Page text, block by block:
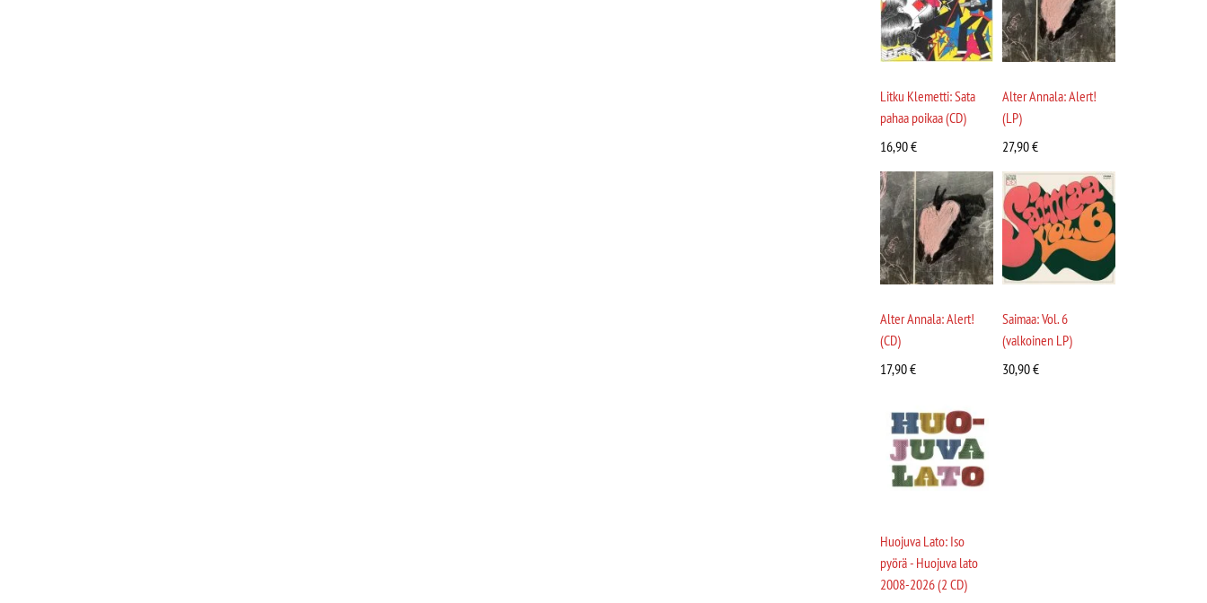
Litku Klemetti: Sata
pahaa poikaa (CD)
16,90€
Alter Annala: Alert!
(LP)
27,90€
Alter Annala: Alert!
(CD)
17,90€
Saimaa: Vol. 6
(valkoinen LP)
30,90€
Huojuva Lato: Iso
pyörä - Huojuva lato
2008-2026 (2 CD)